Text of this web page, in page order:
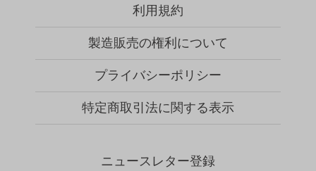
利用規約
製造販売の権利について
プライバシーポリシー
特定商取引法に関する表示
ニュースレター登録